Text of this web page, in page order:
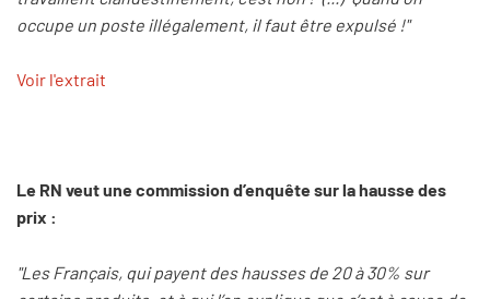
occupe un poste illégalement, il faut être expulsé !"
Voir l'extrait
Le RN veut une commission d’enquête sur la hausse des
prix :
"Les Français, qui payent des hausses de 20 à 30% sur